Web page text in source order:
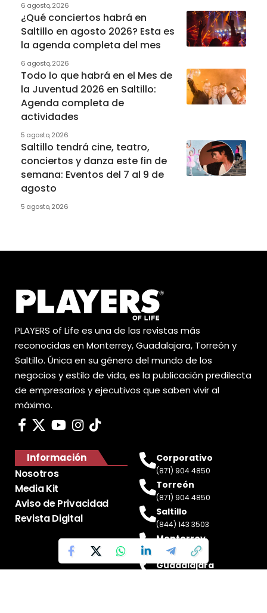
6 agosto, 2026
¿Qué conciertos habrá en
Saltillo en agosto 2026? Esta es
la agenda completa del mes
6 agosto, 2026
Todo lo que habrá en el Mes de
la Juventud 2026 en Saltillo:
Agenda completa de
actividades
5 agosto, 2026
Saltillo tendrá cine, teatro,
conciertos y danza este fin de
semana: Eventos del 7 al 9 de
agosto
5 agosto, 2026
PLAYERS of Life es una de las revistas más
reconocidas en Monterrey, Guadalajara, Torreón y
Saltillo. Única en su género del mundo de los
negocios y estilo de vida, es la publicación predilecta
de empresarios y ejecutivos que saben vivir al
máximo.
Información
Nosotros
Media Kit
Aviso de Privacidad
Revista Digital
Corporativo
(871) 904 4850
Torreón
(871) 904 4850
Saltillo
(844) 143 3503
Monterrey
(81) 2188 0412
Guadalajara